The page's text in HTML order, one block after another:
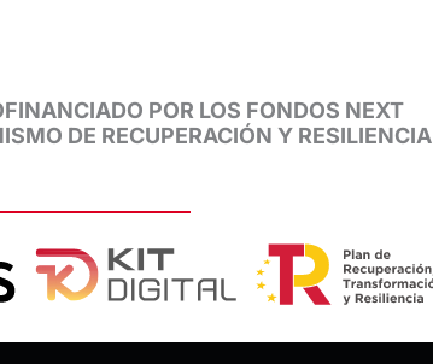
POR LOS FONDOS NEXT
DE RECUPERACIÓN Y RESILIENCIA